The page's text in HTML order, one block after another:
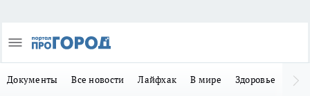
Документы Все новости Лайфхак В мире Здоровье